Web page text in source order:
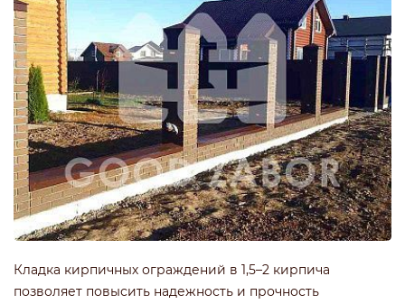
Кладка кирпичных ограждений в 1,5–2 кирпича
позволяет повысить надежность и прочность